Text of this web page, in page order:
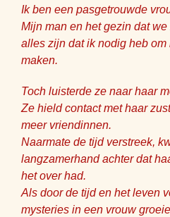
Ik ben een pasgetrouwde
Mijn man en het gezin dat
alles zijn dat ik nodig heb
maken.
Toch luisterde ze naar haar
Ze hield contact met haar
meer vriendinnen.
Naarmate de tijd verstreek,
langzamerhand achter dat
het over had.
Als door de tijd en het leven
mysteries in een vrouw